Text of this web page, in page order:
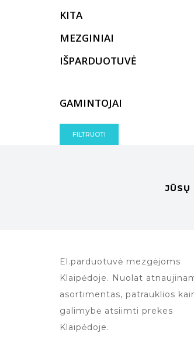
KITA
MEZGINIAI
IŠPARDUOTUVĖ
GAMINTOJAI
FILTRUOTI
JŪSŲ
El.parduotuvė mezgėjoms
Klaipėdoje. Nuolat
asortimentas, patrauklios
galimybė atsiimti prekes
Klaipėdoje.